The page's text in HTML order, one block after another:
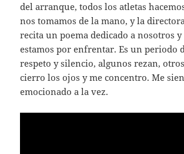
del arranque, todos los atletas
nos tomamos de la mano, y la
recita un poema dedicado a nosotros
estamos por enfrentar. Es un periodo
respeto y silencio, algunos rezan,
cierro los ojos y me concentro. Me
emocionado a la vez.